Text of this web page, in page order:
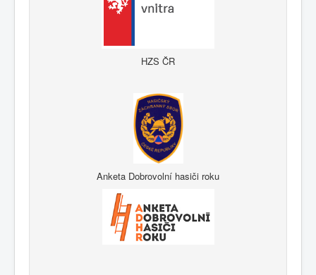
HZS ČR
Anketa Dobrovolní hasiči roku